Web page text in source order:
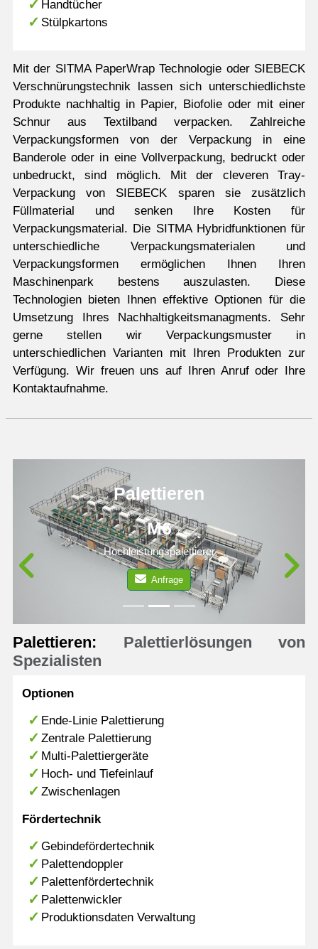
Handtücher
Stülpkartons
Mit der SITMA PaperWrap Technologie oder SIEBECK
Verschnürungstechnik lassen sich unterschiedlichste
Produkte nachhaltig in Papier, Biofolie oder mit einer
Schnur aus Textilband verpacken. Zahlreiche
Verpackungsformen von der Verpackung in eine
Banderole oder in eine Vollverpackung, bedruckt oder
unbedruckt, sind möglich. Mit der cleveren Tray-
Verpackung von SIEBECK sparen sie zusätzlich
Füllmaterial und senken Ihre Kosten für
Verpackungsmaterial. Die SITMA Hybridfunktionen für
unterschiedliche Verpackungsmaterialen und
Verpackungsformen ermöglichen Ihnen Ihren
Maschinenpark bestens auszulasten. Diese
Technologien bieten Ihnen effektive Optionen für die
Umsetzung Ihres Nachhaltigkeitsmanagments. Sehr
gerne stellen wir Verpackungsmuster in
unterschiedlichen Varianten mit Ihren Produkten zur
Verfügung. Wir freuen uns auf Ihren Anruf oder Ihre
Kontaktaufnahme.
Palettieren
M6
Hochleistungspalettierer
Anfrage
Previous
Palettieren: Palettierlösungen von
Spezialisten
Optionen
Ende-Linie Palettierung
Zentrale Palettierung
Multi-Palettiergeräte
Hoch- und Tiefeinlauf
Zwischenlagen
Fördertechnik
Gebindefördertechnik
Palettendoppler
Palettenfördertechnik
Palettenwickler
Produktionsdaten Verwaltung